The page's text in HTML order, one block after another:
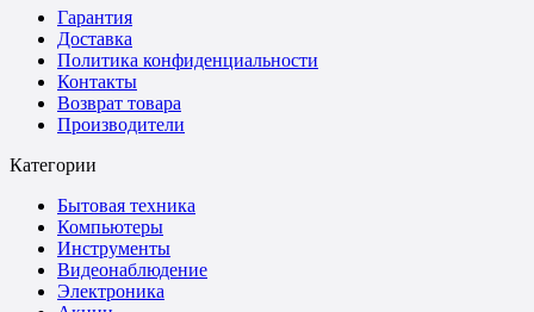
Гарантия
Доставка
Политика конфиденциальности
Контакты
Возврат товара
Производители
Категории
Бытовая техника
Компьютеры
Инструменты
Видеонаблюдение
Электроника